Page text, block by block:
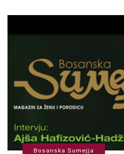
Bosanska Sumejja